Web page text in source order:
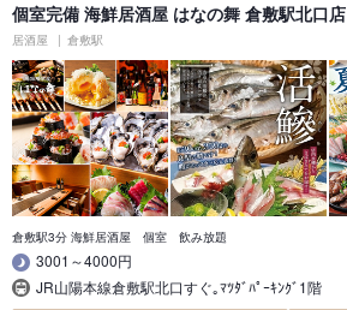
個室完備 海鮮居酒屋 はなの舞 倉敷駅北口店
居酒屋 倉敷駅
倉敷駅3分 海鮮居酒屋 個室 飲み放題
3001～4000円
JR山陽本線倉敷駅北口すぐ｡ﾏﾂﾀﾞﾊﾟｰｷﾝｸﾞ1階